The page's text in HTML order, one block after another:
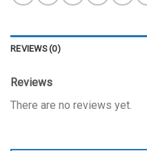
REVIEWS (0)
Reviews
There are no reviews yet.